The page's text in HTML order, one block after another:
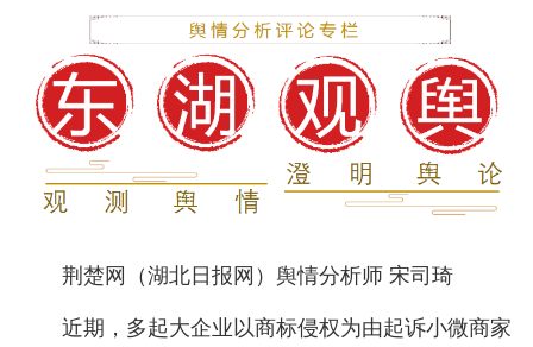
荆楚网（湖北日报网）舆情分析师 宋司琦
近期，多起大企业以商标侵权为由起诉小微商家